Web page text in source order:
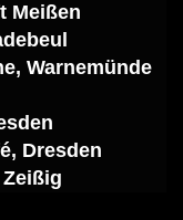
Meißen
Warnemünde
Dresden